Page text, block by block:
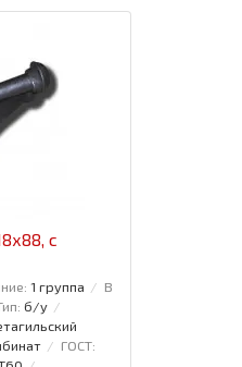
с
1 группа
В
б/у
ГОСТ: